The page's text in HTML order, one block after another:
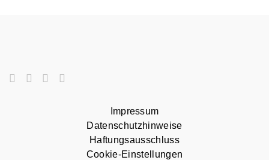
Impressum
Datenschutzhinweise
Haftungsausschluss
Cookie-Einstellungen